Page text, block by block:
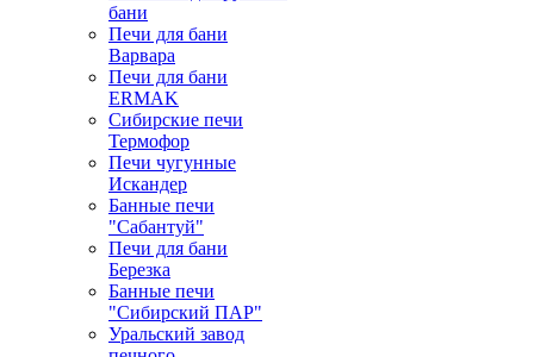
бани
Печи для бани
Варвара
Печи для бани
ERMAK
Сибирские печи
Термофор
Печи чугунные
Искандер
Банные печи
"Сабантуй"
Печи для бани
Березка
Банные печи
"Сибирский ПАР"
Уральский завод